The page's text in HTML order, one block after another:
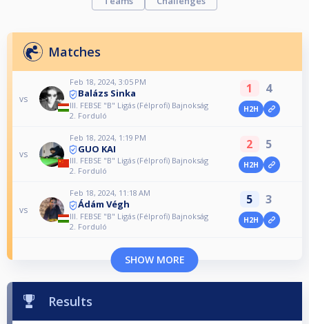
Matches
vs
Feb 18, 2024, 3:05 PM
Balázs Sinka
III. FEBSE "B" Ligás (Félprofi) Bajnokság
2. Forduló
1 4
H2H
vs
Feb 18, 2024, 1:19 PM
GUO KAI
III. FEBSE "B" Ligás (Félprofi) Bajnokság
2. Forduló
2 5
H2H
vs
Feb 18, 2024, 11:18 AM
Ádám Végh
III. FEBSE "B" Ligás (Félprofi) Bajnokság
2. Forduló
5 3
H2H
SHOW MORE
Results